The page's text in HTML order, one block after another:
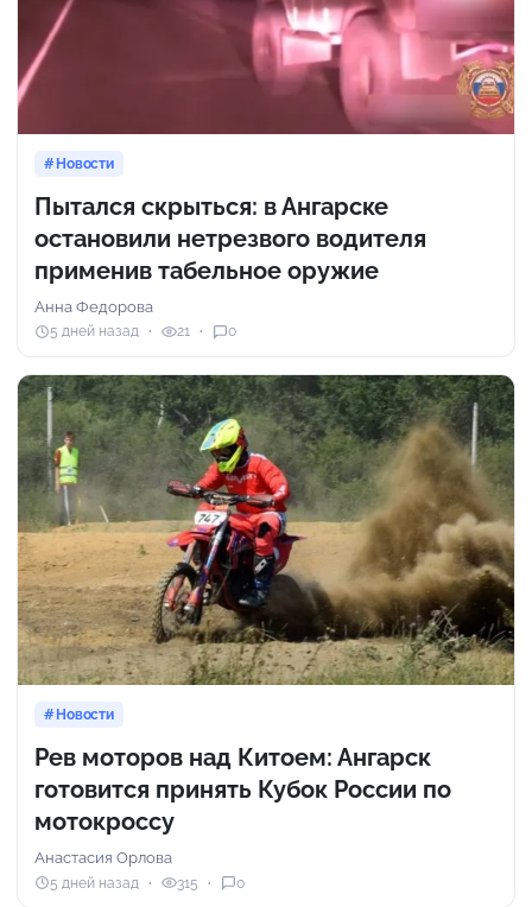
Новости
Пытался скрыться: в Ангарске
остановили нетрезвого водителя
применив табельное оружие
Анна Федорова
5 дней назад 21 0
Новости
Рев моторов над Китоем: Ангарск
готовится принять Кубок России по
мотокроссу
Анастасия Орлова
5 дней назад 315 0